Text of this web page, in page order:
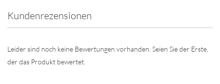
Kundenrezensionen
Leider sind noch keine Bewertungen vorhanden. Seien Sie der Erste,
der das Produkt bewertet.